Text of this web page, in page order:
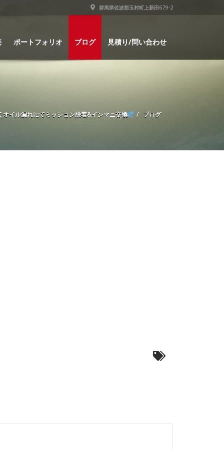
群馬県佐波郡玉村町上新田679-2
ポートフォリオ ブログ 見積り/問い合わせ
オイル漏れにてミッション脱着&インマニ交換
ブログ